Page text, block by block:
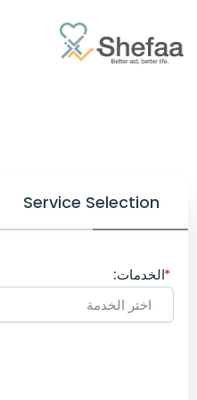
Service Selection
الخدمات: